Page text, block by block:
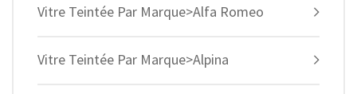
Vitre Teintée Par Marque>Alfa Romeo
Vitre Teintée Par Marque>Alpina